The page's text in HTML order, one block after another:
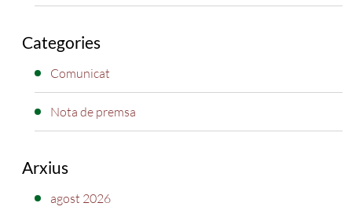
Categories
Comunicat
Nota de premsa
Arxius
agost 2026